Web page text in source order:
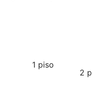
1 piso
2